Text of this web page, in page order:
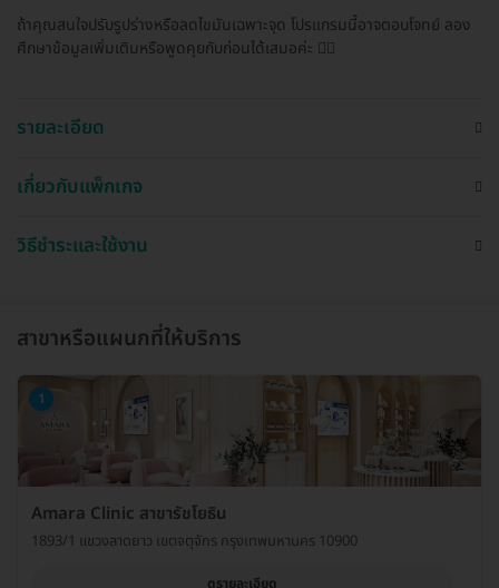
ถ้าคุณสนใจปรับรูปร่างหรือลดไขมันเฉพาะจุด โปรแกรมนี้อาจตอบโจทย์ ลอง
ศึกษาข้อมูลเพิ่มเติมหรือพูดคุยกับก่อนได้เสมอค่ะ 👩‍⚕️
รายละเอียด
เกี่ยวกับแพ็กเกจ
วิธีชำระและใช้งาน
สาขาหรือแผนกที่ให้บริการ
1
Amara Clinic สาขารัชโยธิน
1893/1 แขวงลาดยาว เขตจตุจักร กรุงเทพมหานคร 10900